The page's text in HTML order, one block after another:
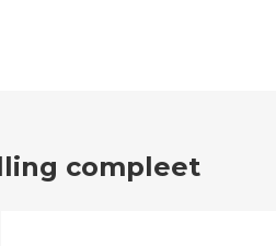
compleet